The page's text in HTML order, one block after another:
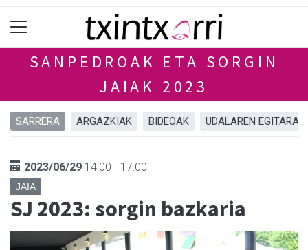
SANPEDROAK ETA SORGIN
JAIAK 2023
SARRERA ARGAZKIAK BIDEOAK UDALAREN
2023/06/29 14:00 - 17:00
JAIA
SJ 2023: sorgin bazkaria